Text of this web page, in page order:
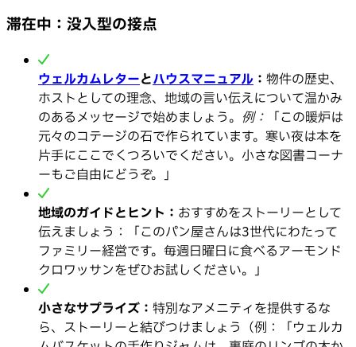
滞在中：没入型の接点
ウェルカムレターとハウスマニュアル ： 物件の歴史、
ホストとしての理念、地域の言い伝えについて温かみ
のあるメッセージで始めましょう。 例： 「この暖炉は
元々のコテージの石で作られています。寒い夜は本を
片手にここでくつろいでください。小さな図書コーナ
ーもご自由にどうぞ。」
地域のガイドとヒント： おすすめをストーリーとして
伝えましょう：「このパン屋さんは3世代にわたって
ファミリー経営です。毎週日曜日に食べるアーモンド
クロワッサンをぜひお試しください。」
小さなサプライズ： 特別なアメニティを提供するな
ら、ストーリーと結びつけましょう（例：「ウェルカ